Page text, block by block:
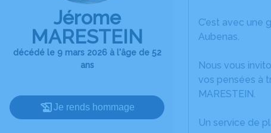
Jérome
MARESTEIN
décédé le 9 mars 2026 à l'âge de 52
ans
Je rends hommage
C’est avec une
Aubenas.
Nous vous
vos pensées à
MARESTEIN.
Un service de